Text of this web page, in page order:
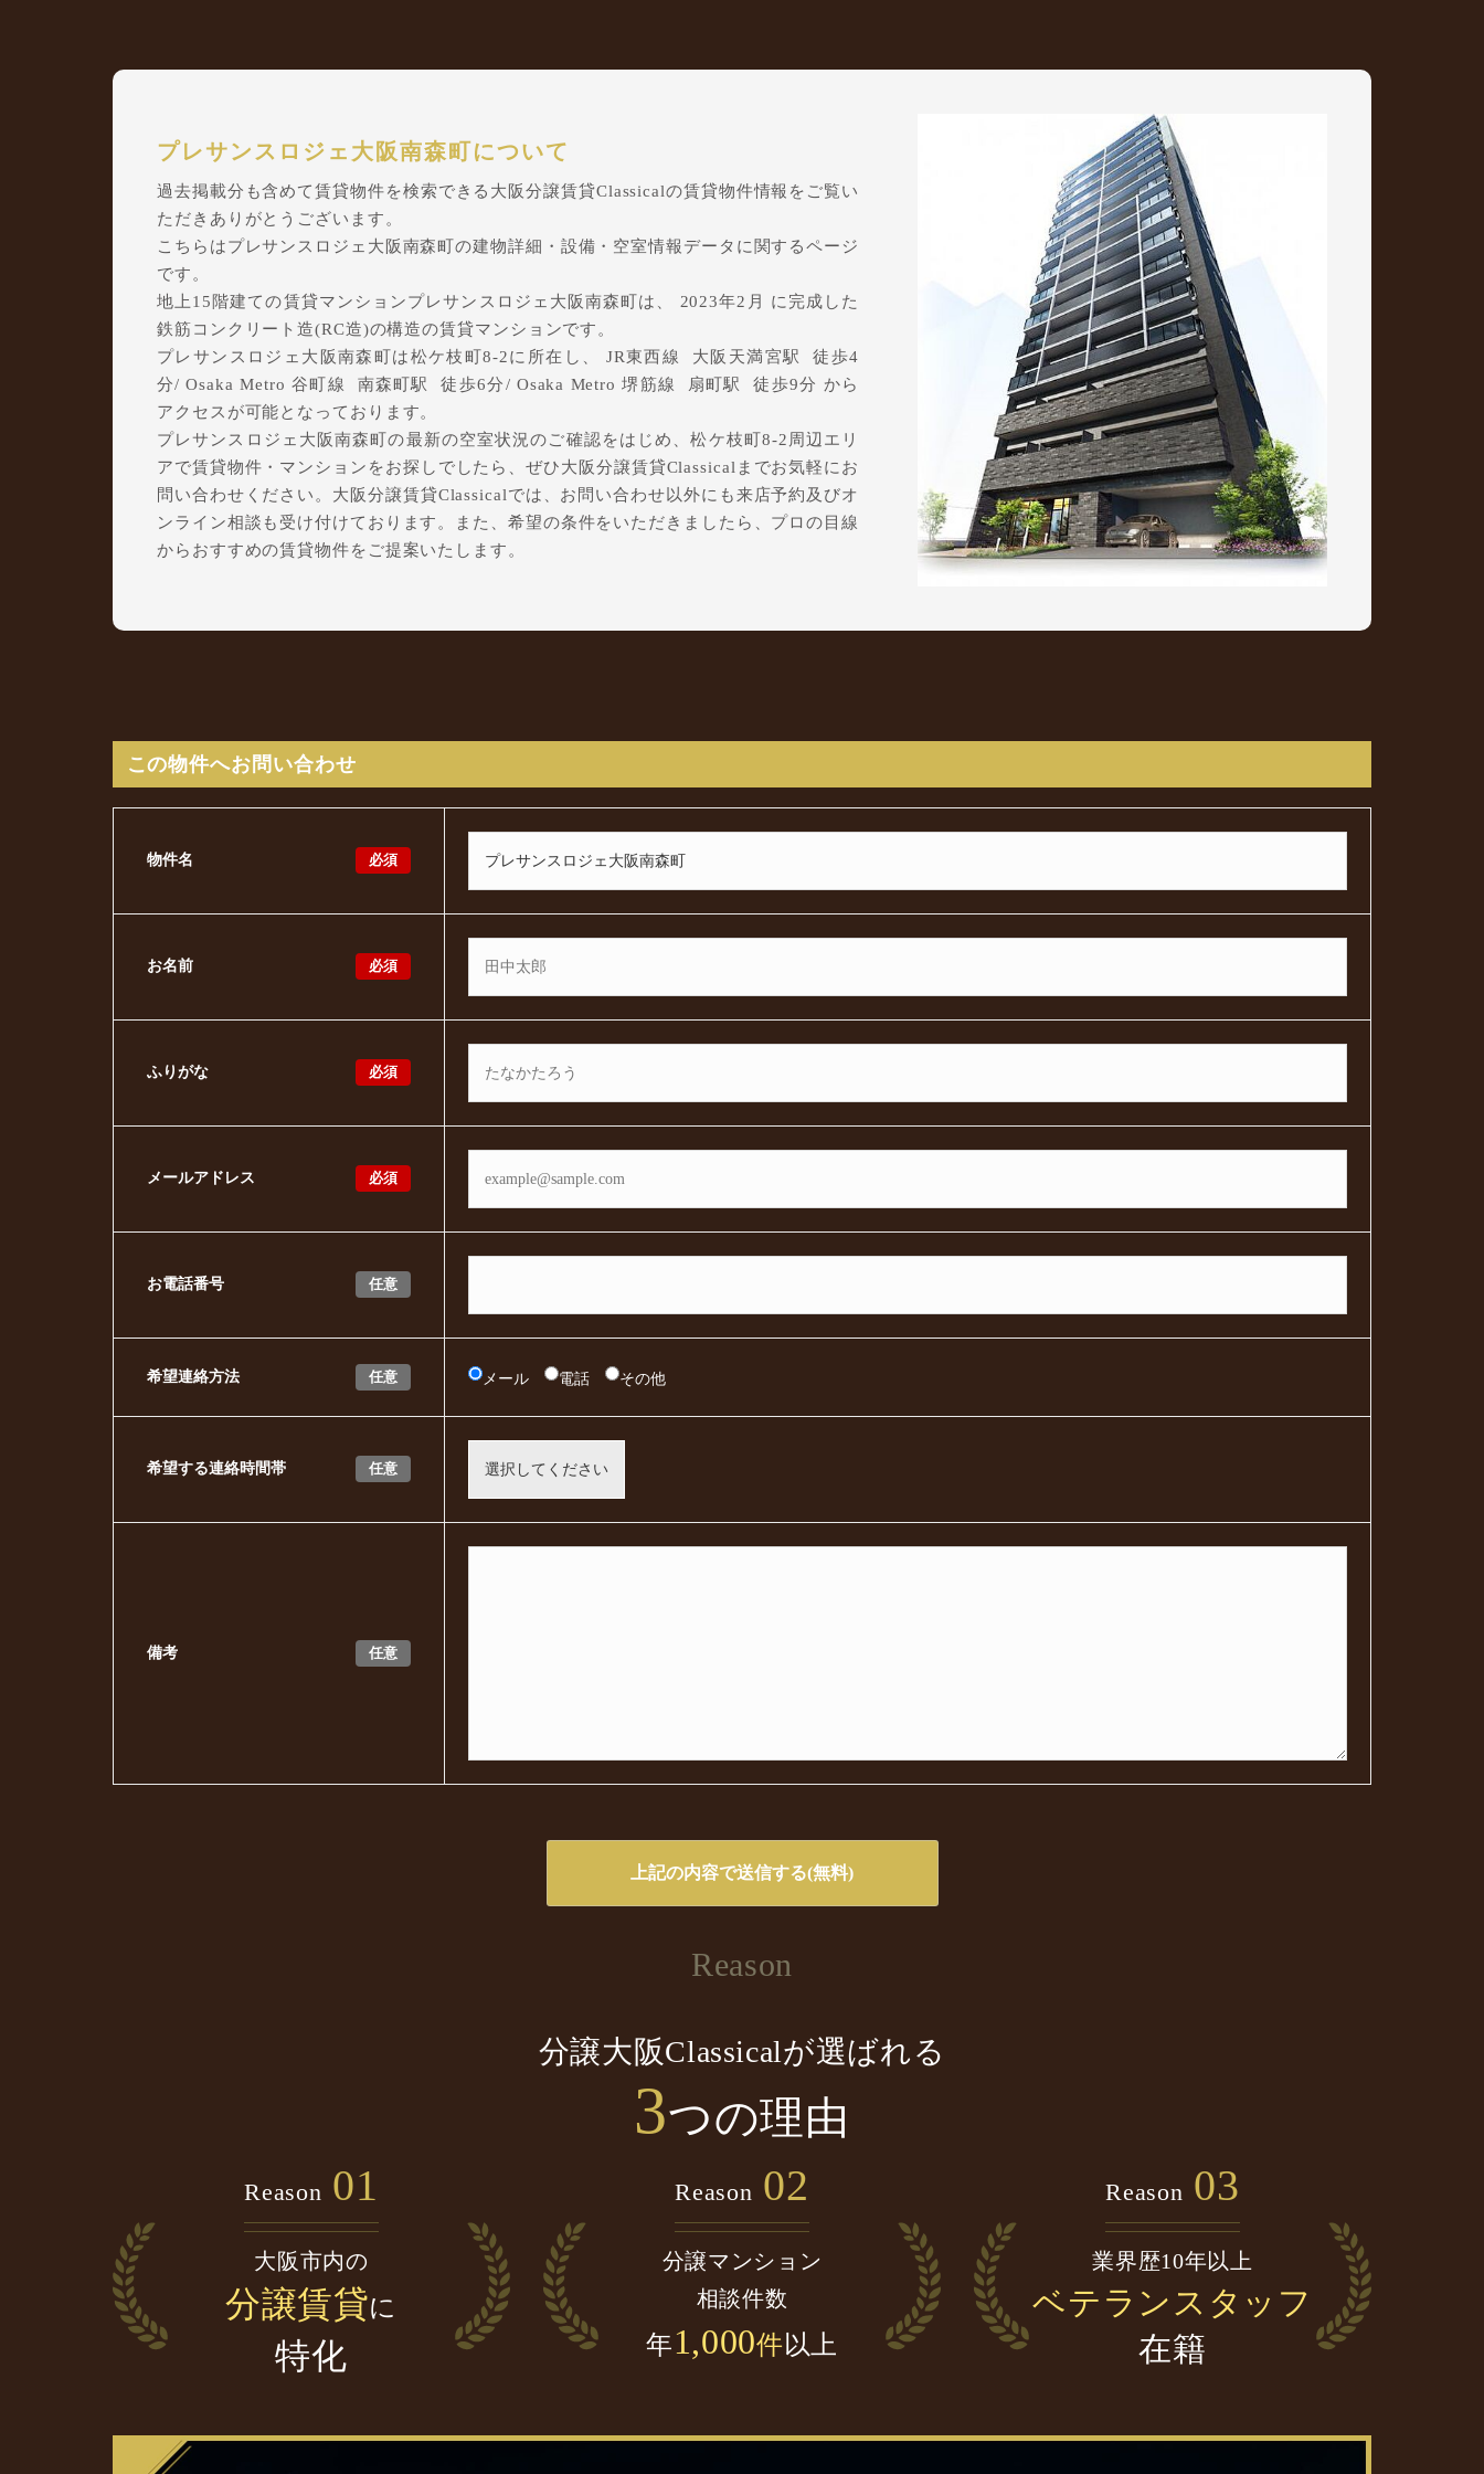
プレサンスロジェ大阪南森町について
過去掲載分も含めて賃貸物件を検索できる大阪分譲賃貸Classicalの賃貸物件情報をご覧い
ただきありがとうございます。
こちらはプレサンスロジェ大阪南森町の建物詳細・設備・空室情報データに関するページ
です。
地上15階建ての賃貸マンションプレサンスロジェ大阪南森町は、 2023年2月 に完成した
鉄筋コンクリート造(RC造)の構造の賃貸マンションです。
プレサンスロジェ大阪南森町は松ケ枝町8-2に所在し、 JR東西線 大阪天満宮駅 徒歩4
分/ Osaka Metro 谷町線 南森町駅 徒歩6分/ Osaka Metro 堺筋線 扇町駅 徒歩9分 から
アクセスが可能となっております。
プレサンスロジェ大阪南森町の最新の空室状況のご確認をはじめ、松ケ枝町8-2周辺エリ
アで賃貸物件・マンションをお探しでしたら、ぜひ大阪分譲賃貸Classicalまでお気軽にお
問い合わせください。大阪分譲賃貸Classicalでは、お問い合わせ以外にも来店予約及びオ
ンライン相談も受け付けております。また、希望の条件をいただきましたら、プロの目線
からおすすめの賃貸物件をご提案いたします。
この物件へお問い合わせ
必須
物件名
必須
お名前
必須
ふりがな
必須
メールアドレス
任意
お電話番号
任意
希望連絡方法 メール 電話 その他
任意
希望する連絡時間帯
任意
備考
Reason
分譲大阪Classicalが選ばれる
3つの理由
Reason 01
大阪市内の
分譲賃貸に
特化
Reason 02
分譲マンション
相談件数
年1,000件以上
Reason 03
業界歴10年以上
ベテランスタッフ
在籍